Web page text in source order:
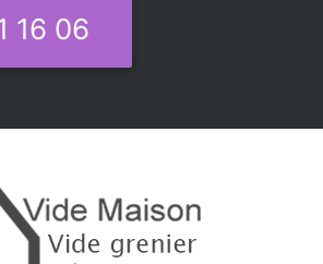
16 06